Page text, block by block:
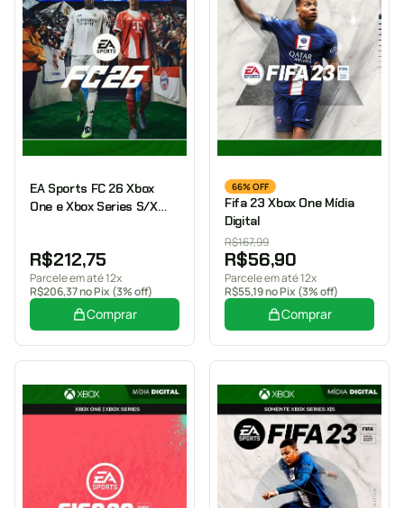
EA Sports FC 26 Xbox
One e Xbox Series S/X
R$212,75
Parcele em até 12x
R$206,37no Pix (3% off)
Comprar
66% OFF
Fifa 23 Xbox One Mídia
Digital
R$167,99
R$56,90
Parcele em até 12x
R$55,19no Pix (3% off)
Comprar